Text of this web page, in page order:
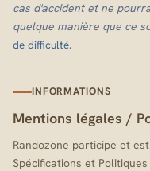
cas d'accident et ne
quelque manière que ce
de difficulté.
INFORMATIONS
Mentions légales /
Randozone participe et
Spécifications et